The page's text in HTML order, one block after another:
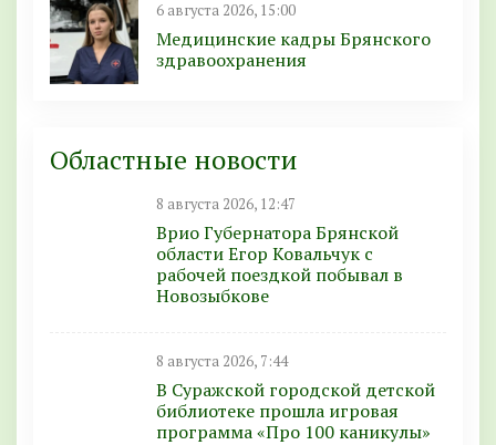
6 августа 2026, 15:00
Медицинские кадры Брянского
здравоохранения
Областные новости
8 августа 2026, 12:47
Врио Губернатора Брянской
области Егор Ковальчук с
рабочей поездкой побывал в
Новозыбкове
8 августа 2026, 7:44
В Суражской городской детской
библиотеке прошла игровая
программа «Про 100 каникулы»